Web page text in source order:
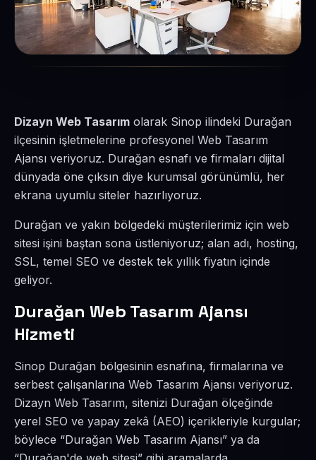
Dizayn Web Tasarım olarak Sinop ilindeki Durağan
ilçesinin işletmelerine profesyonel Web Tasarım
Ajansı veriyoruz. Durağan esnafı ve firmaları dijital
dünyada öne çıksın diye kurumsal görünümlü, her
ekrana uyumlu siteler hazırlıyoruz.
Durağan ve yakın bölgedeki müşterilerimiz için web
sitesi işini baştan sona üstleniyoruz; alan adı, hosting,
SSL, temel SEO ve destek tek yıllık fiyatın içinde
geliyor.
Durağan Web Tasarım Ajansı
Hizmeti
Sinop Durağan bölgesinin esnafına, firmalarına ve
serbest çalışanlarına Web Tasarım Ajansı veriyoruz.
Dizayn Web Tasarım, sitenizi Durağan ölçeğinde
yerel SEO ve yapay zekâ (AEO) içerikleriyle kurgular;
böylece “Durağan Web Tasarım Ajansı” ya da